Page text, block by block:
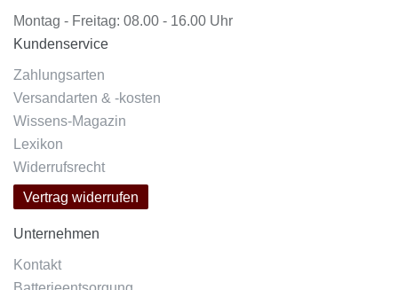
Montag - Freitag: 08.00 - 16.00 Uhr
Kundenservice
Zahlungsarten
Versandarten & -kosten
Wissens-Magazin
Lexikon
Widerrufsrecht
Vertrag widerrufen
Unternehmen
Kontakt